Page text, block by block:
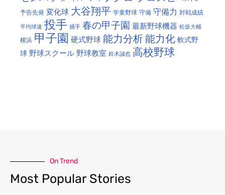
予告先発 変化球 大谷翔平 学童野球 守備 守備力 対戦成績
平均球速 投手 捕手 春の甲子園 最新野球機器 松坂大輔
横浜 甲子園 硬式野球 能力分析能力化 軟式野
球 野球スクール 野球教室 鈴木誠也 高校野球
On Trend
Most Popular Stories